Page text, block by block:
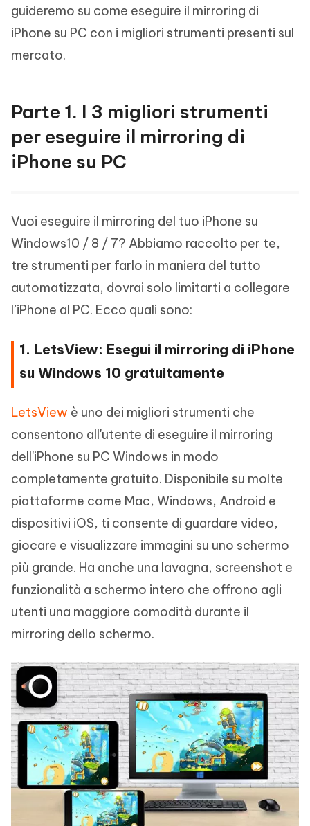
guideremo su come eseguire il mirroring di
iPhone su PC con i migliori strumenti presenti sul
mercato.
Parte 1. I 3 migliori strumenti
per eseguire il mirroring di
iPhone su PC
Vuoi eseguire il mirroring del tuo iPhone su
Windows10 / 8 / 7? Abbiamo raccolto per te,
tre strumenti per farlo in maniera del tutto
automatizzata, dovrai solo limitarti a collegare
l’iPhone al PC. Ecco quali sono:
1. LetsView: Esegui il mirroring di iPhone
su Windows 10 gratuitamente
LetsView è uno dei migliori strumenti che
consentono all'utente di eseguire il mirroring
dell'iPhone su PC Windows in modo
completamente gratuito. Disponibile su molte
piattaforme come Mac, Windows, Android e
dispositivi iOS, ti consente di guardare video,
giocare e visualizzare immagini su uno schermo
più grande. Ha anche una lavagna, screenshot e
funzionalità a schermo intero che offrono agli
utenti una maggiore comodità durante il
mirroring dello schermo.